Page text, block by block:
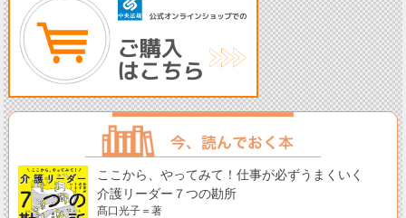
ここから、やってみて！仕事が必ずうまくいく
介護リーダー７つの勘所
髙口光子＝著